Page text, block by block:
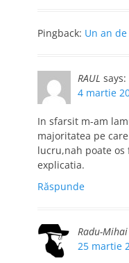
Pingback: Un an
RAUL says:
4 martie
In sfarsit m-am
majoritatea pe
lucru,nah poate os
explicatia.
Răspunde
Radu-Mihai
25 martie